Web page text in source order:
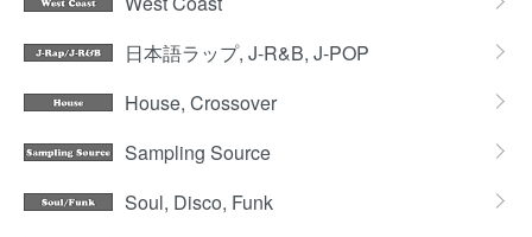
日本語ラップ, J-R&B, J-POP
House, Crossover
Sampling Source
Soul, Disco, Funk